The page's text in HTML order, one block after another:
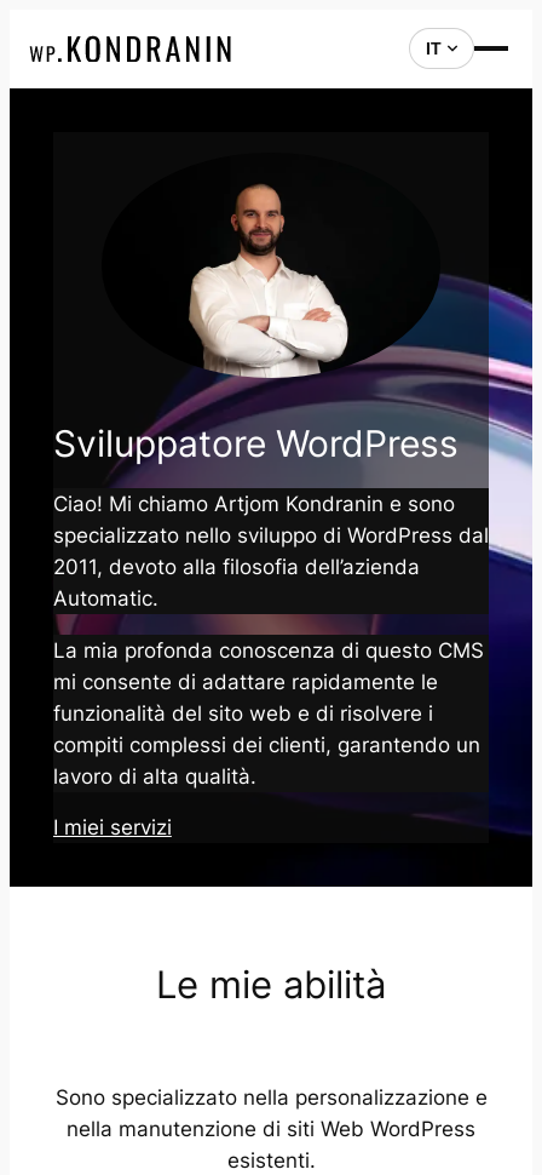
IT
Sviluppatore WordPress
Ciao! Mi chiamo Artjom Kondranin e sono
specializzato nello sviluppo di WordPress dal
2011, devoto alla filosofia dell’azienda
Automatic.
La mia profonda conoscenza di questo CMS
mi consente di adattare rapidamente le
funzionalità del sito web e di risolvere i
compiti complessi dei clienti, garantendo un
lavoro di alta qualità.
I miei servizi
Le mie abilità
Sono specializzato nella personalizzazione e
nella manutenzione di siti Web WordPress
esistenti.